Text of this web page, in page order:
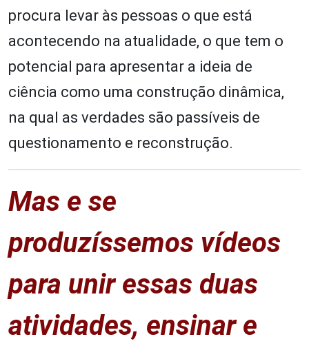
procura levar às pessoas o que está
acontecendo na atualidade, o que tem o
potencial para apresentar a ideia de
ciência como uma construção dinâmica,
na qual as verdades são passíveis de
questionamento e reconstrução.
Mas e se
produzíssemos vídeos
para unir essas duas
atividades, ensinar e